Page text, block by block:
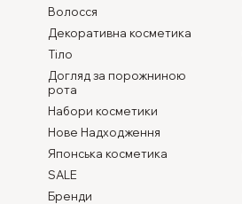
Волосся
Декоративна косметика
Тіло
Догляд за порожниною
рота
Набори косметики
Нове Надходження
Японська косметика
SALE
Бренди